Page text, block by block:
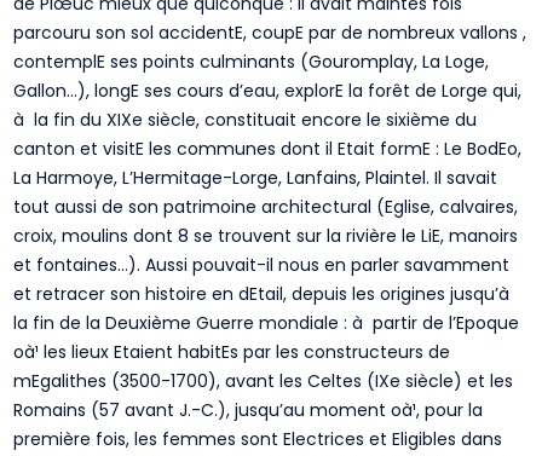
parcouru son sol accidentE, coupE par de nombreux vallons ,
contemplE ses points culminants (Gouromplay, La Loge,
Gallon…), longE ses cours d’eau, explorE la forêt de Lorge qui,
à la fin du XIXe siècle, constituait encore le sixième du
canton et visitE les communes dont il Etait formE : Le BodEo,
La Harmoye, L’Hermitage-Lorge, Lanfains, Plaintel. Il savait
tout aussi de son patrimoine architectural (Eglise, calvaires,
croix, moulins dont 8 se trouvent sur la rivière le LiE, manoirs
et fontaines…). Aussi pouvait-il nous en parler savamment
et retracer son histoire en dEtail, depuis les origines jusqu’à
la fin de la Deuxième Guerre mondiale : à partir de l’Epoque
oà¹ les lieux Etaient habitEs par les constructeurs de
mEgalithes (3500-1700), avant les Celtes (IXe siècle) et les
Romains (57 avant J.-C.), jusqu’au moment oà¹, pour la
première fois, les femmes sont Electrices et Eligibles dans